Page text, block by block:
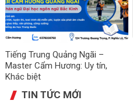
Tiếng Trung Quảng Ngãi –
Master Cẩm Hương: Uy tín,
Khác biệt
TIN TỨC MỚI